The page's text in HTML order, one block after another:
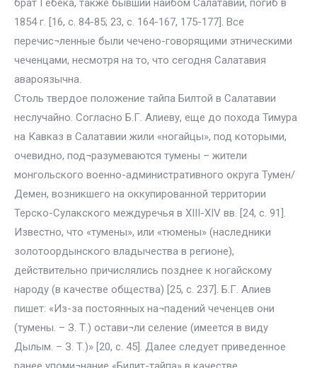
брат Гебека, также бывший наибом Салатавии, погиб в
1854 г. [16, с. 84-85; 23, с. 164-167, 175-177]. Все
перечис¬ленные были чечено-говорящими этническими
чеченцами, несмотря на то, что сегодня Салатавия
авароязычна.
Столь твердое положение тайпа Билтой в Салатавии
неслучайно. Согласно Б.Г. Алиеву, еще до похода Тимура
на Кавказ в Салатавии жили «ногайцы», под которыми,
очевидно, под¬разумеваются тумены – жители
монгольского военно-административного округа Тумен/
Демен, возникшего на оккупированной территории
Терско-Сулакского междуречья в XIII-XIV вв. [24, с. 91].
Известно, что «тумены», или «тюмены» (наследники
золотоордынского владычества в регионе),
действительно причислялись позднее к ногайскому
народу (в качестве общества) [25, с. 237]. Б.Г. Алиев
пишет: «Из-за постоянных на¬падений чеченцев они
(тумены. – З. Т.) остави¬ли селение (имеется в виду
Дылым. – З. Т.)» [20, с. 45]. Далее следует приведенное